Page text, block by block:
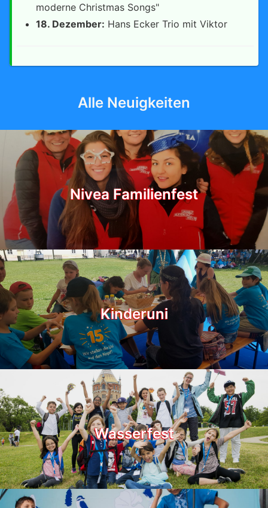
moderne Christmas Songs"
18. Dezember: Hans Ecker Trio mit Viktor
Alle Neuigkeiten
Nivea Familienfest
Kinderuni
Wasserfest